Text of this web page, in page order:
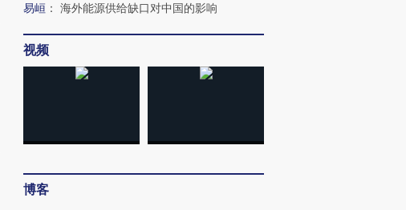
易峘 ： 海外能源供给缺口对中国的影响
视频
博客